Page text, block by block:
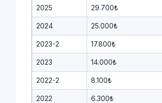
2025 29.700₺
2024 25.000₺
2023-2 17.800₺
2023 14.000₺
2022-2 8.100₺
2022 6.300₺